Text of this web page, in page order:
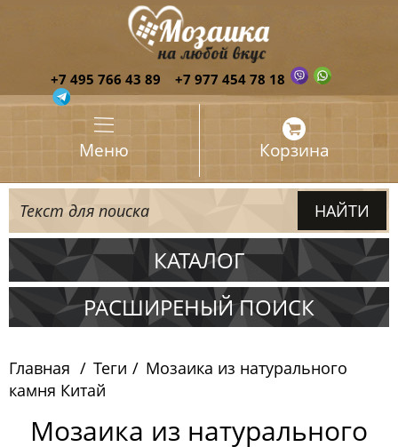
+7 495 766 43 89 +7 977 454 78 18
Меню Корзина
КАТАЛОГ
Испания
Китай
Россия
РАСШИРЕНЫЙ ПОИСК
Главная Теги
Мозаика из натурального
камня Китай
Мозаика из натурального